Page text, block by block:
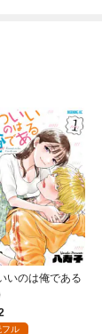
いのは俺である
フル